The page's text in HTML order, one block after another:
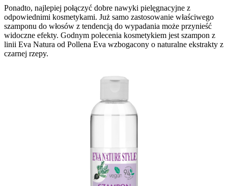
Ponadto, najlepiej połączyć dobre nawyki pielęgnacyjne z
odpowiednimi kosmetykami. Już samo zastosowanie właściwego
szamponu do włosów z tendencją do wypadania może przynieść
widoczne efekty. Godnym polecenia kosmetykiem jest szampon z
linii Eva Natura od Pollena Eva wzbogacony o naturalne ekstrakty z
czarnej rzepy.